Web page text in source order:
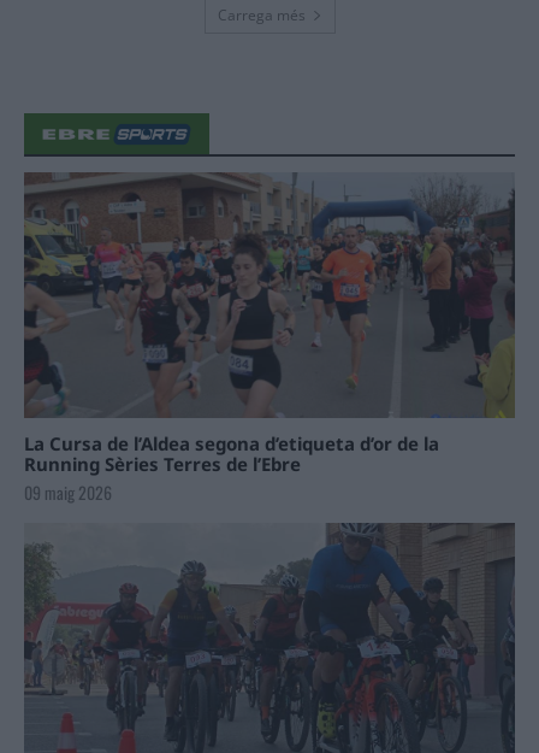
Carrega més
La Cursa de l’Aldea segona d’etiqueta d’or de la
Running Sèries Terres de l’Ebre
09 maig 2026